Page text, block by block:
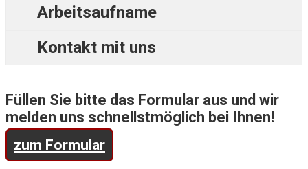
Arbeitsaufname
Kontakt mit uns
Füllen Sie bitte das Formular aus und wir
melden uns schnellstmöglich bei Ihnen!
zum Formular